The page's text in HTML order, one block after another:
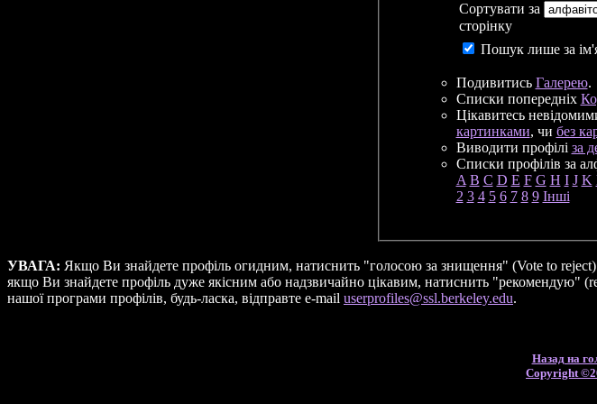
Сортувати за
сторінку
Пошук лише за
Подивитись Галерею.
Списки попередніх
Цікавитесь
картинками, чи без
Виводити профілі за
Списки профілів за
A B C D E F G H I J K
2 3 4 5 6 7 8 9 Інші
УВАГА: Якщо Ви знайдете профіль огидним, натиснить "голосою за знищення" (Vote to
якщо Ви знайдете профіль дуже якісним або надзвичайно цікавим, натиснить "рекомендую"
нашої програми профілів, будь-ласка, відправте e-mail userprofiles@ssl.berkeley.edu.
Назад на
Copyright